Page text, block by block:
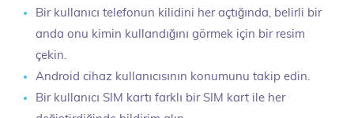
Bir kullanıcı telefonun kilidini her açtığında, belirli bir
anda onu kimin kullandığını görmek için bir resim
çekin.
Android cihaz kullanıcısının konumunu takip edin.
Bir kullanıcı SIM kartı farklı bir SIM kart ile her